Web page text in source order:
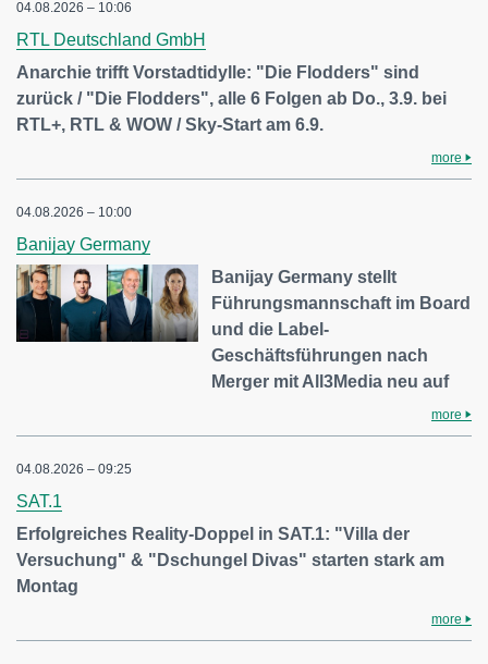
04.08.2026 – 10:06
RTL Deutschland GmbH
Anarchie trifft Vorstadtidylle: "Die Flodders" sind
zurück / "Die Flodders", alle 6 Folgen ab Do., 3.9. bei
RTL+, RTL & WOW / Sky-Start am 6.9.
more
04.08.2026 – 10:00
Banijay Germany
Banijay Germany stellt
Führungsmannschaft im Board
und die Label-
Geschäftsführungen nach
Merger mit All3Media neu auf
more
04.08.2026 – 09:25
SAT.1
Erfolgreiches Reality-Doppel in SAT.1: "Villa der
Versuchung" & "Dschungel Divas" starten stark am
Montag
more